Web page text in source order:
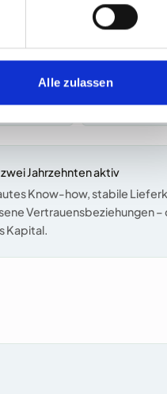
Alle zulassen
Raststätten
und andere
Jahrzehnten aktiv
Know-how, stabile
Vertrauensbeziehungen –
Kapital.